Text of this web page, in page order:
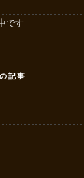
です
記事